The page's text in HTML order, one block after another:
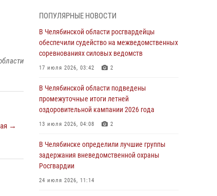
→
грабеже
03 августа 2026, 11:25
Росгвардейцы обеспечили безопасность
празднования Дня ВДВ на Южном Урале
Авиация Росгвардии совершила более 250
санитарных вылетов в Донецкой Народной
Республике
Росгвардия обеспечивает безопасность
граждан на южном направлении
31 июля 2026, 11:32
ПОПУЛЯРНЫЕ НОВОСТИ
В Челябинской области росгвардейцы
обеспечили судейство на межведомственных
соревнованиях силовых ведомств
17 июля 2026, 03:42 2
В Челябинской области подведены
промежуточные итоги летней
оздоровительной кампании 2026 года
13 июля 2026, 04:08 2
В Челябинске определили лучшие группы
задержания вневедомственной охраны
Росгвардии
24 июля 2026, 11:14